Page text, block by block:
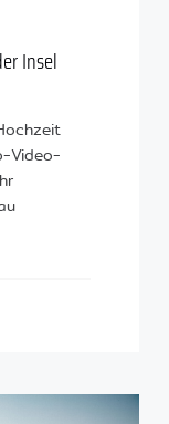
Insel
Video-